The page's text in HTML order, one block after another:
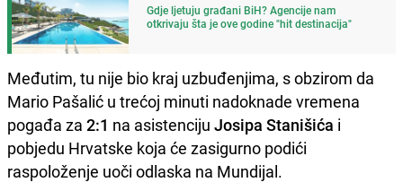
Gdje ljetuju građani BiH? Agencije nam
otkrivaju šta je ove godine "hit destinacija"
Međutim, tu nije bio kraj uzbuđenjima, s obzirom da
Mario Pašalić u trećoj minuti nadoknade vremena
pogađa za 2:1 na asistenciju Josipa Stanišića i
pobjedu Hrvatske koja će zasigurno podići
raspoloženje uoči odlaska na Mundijal.